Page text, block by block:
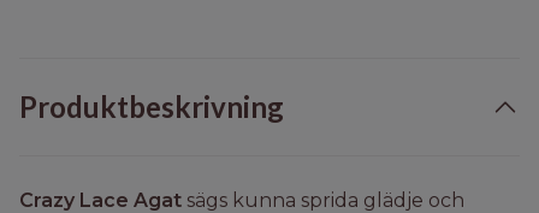
Produktbeskrivning
Crazy Lace Agat sägs kunna sprida glädje och